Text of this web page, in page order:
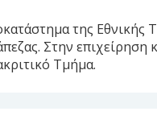
της Εθνικής
Στην
Τμήμα.